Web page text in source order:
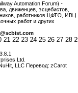
Automation Forum) -
движенцев, эсцебистов,
работников ЦФТО, ИВЦ
работ и других
21 22 23 24 25 26 27 28
Ltd.
LLC Перевод: zCarot